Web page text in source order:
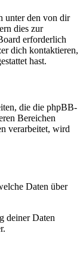
unter den von dir
dies zur
erforderlich
dich kontaktieren,
hast.
die die phpBB-
Bereichen
verarbeitet, wird
Daten über
deiner Daten